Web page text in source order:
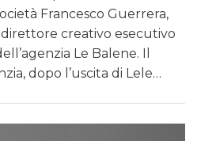
Francesco Guerrera,
creativo esecutivo
Le Balene. Il
dopo l’uscita di Lele…